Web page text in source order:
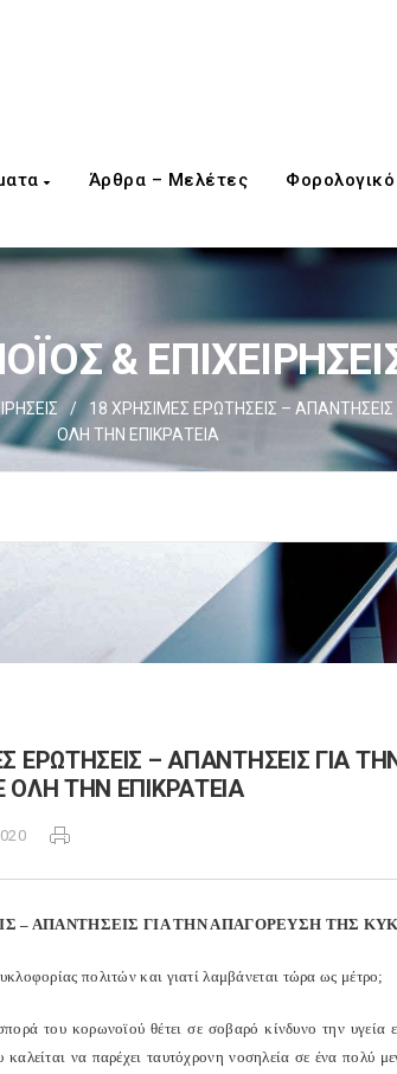
Άρθρα – Μελέτες
&
/
18 ΧΡΗΣΙΜΕΣ ΕΡΩΤΗΣΕΙΣ –
ΟΛΗ ΤΗΝ ΕΠΙΚΡΑΤΕΙΑ
ΕΡΩΤΗΣΕΙΣ – ΑΠΑΝΤΗΣΕΙΣ ΓΙΑ
ΟΛΗ ΤΗΝ ΕΠΙΚΡΑΤΕΙΑ
– ΑΠΑΝΤΗΣΕΙΣ ΓΙΑ ΤΗΝ ΑΠΑΓΟΡΕΥΣΗ ΤΗΣ
πολιτών και γιατί λαμβάνεται τώρα ως μέτρο;
του κορωνοϊού θέτει σε σοβαρό κίνδυνο την
καλείται να παρέχει ταυτόχρονη νοσηλεία σε ένα